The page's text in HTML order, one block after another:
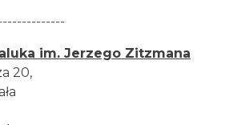
im. Jerzego Zitzmana
20,